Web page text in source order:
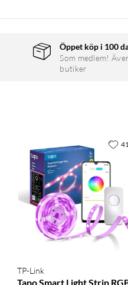
Öppet köp i 100
Som medlem!
butiker
TP-Link
Tapo Smart Light Strip